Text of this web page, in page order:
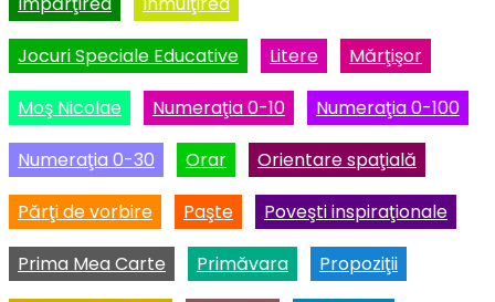
Jocuri Speciale Educative Litere Mărţişor
Moş Nicolae Numeraţia 0-10 Numeraţia 0-100
Numeraţia 0-30 Orar Orientare spaţială
Părţi de vorbire Paşte Poveşti inspiraţionale
Prima Mea Carte Primăvara Propoziţii